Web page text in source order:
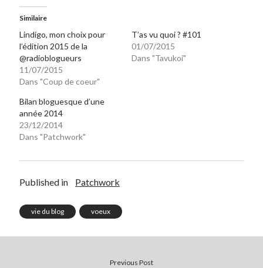
Similaire
Lindigo, mon choix pour
l’édition 2015 de la
@radioblogueurs
11/07/2015
Dans "Coup de coeur"
T’as vu quoi ? #101
01/07/2015
Dans "Tavukoi"
Bilan bloguesque d’une
année 2014
23/12/2014
Dans "Patchwork"
Published in Patchwork
vie du blog voeux
Previous Post